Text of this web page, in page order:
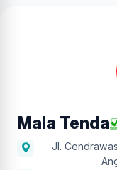
Mala Tenda
Jl.